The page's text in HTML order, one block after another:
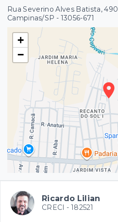
Rua Severino Alves Batista,
Campinas/SP - 13056-671
+
−
Ricardo Lilian
CRECI - 182521